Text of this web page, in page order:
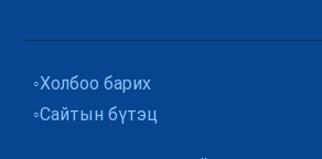
Холбоо барих
Сайтын бүтэц